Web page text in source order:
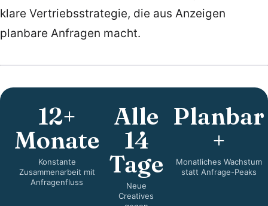
klare Vertriebsstrategie, die aus Anzeigen
planbare Anfragen macht.
12+
Monate
Konstante
Zusammenarbeit mit
Anfragenfluss
Alle
14
Tage
Neue
Creatives
Planbar
+
Monatliches Wachstum
statt Anfrage-Peaks